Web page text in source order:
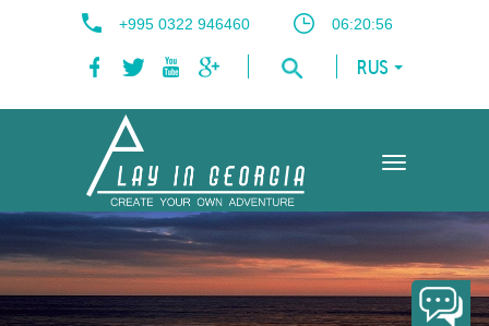
+995 0322 946460 06:20:57
RUS
Toggle